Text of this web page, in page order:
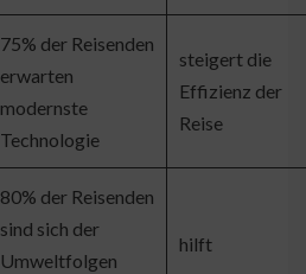
75% der Reisenden
erwarten
modernste
Technologie
steigert die
Effizienz der
Reise
80% der Reisenden
sind sich der
Umweltfolgen
hilft